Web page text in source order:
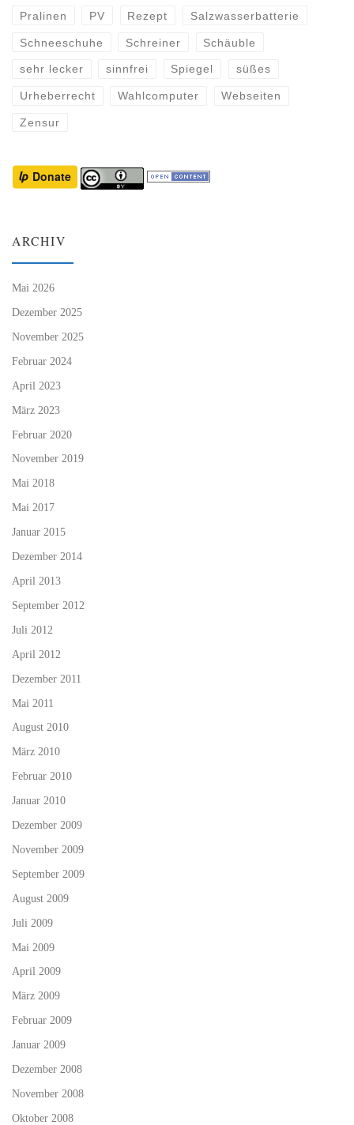
Pralinen PV Rezept Salzwasserbatterie
Schneeschuhe Schreiner Schäuble
sehr lecker sinnfrei Spiegel süßes
Urheberrecht Wahlcomputer Webseiten
Zensur
ARCHIV
Mai 2026
Dezember 2025
November 2025
Februar 2024
April 2023
März 2023
Februar 2020
November 2019
Mai 2018
Mai 2017
Januar 2015
Dezember 2014
April 2013
September 2012
Juli 2012
April 2012
Dezember 2011
Mai 2011
August 2010
März 2010
Februar 2010
Januar 2010
Dezember 2009
November 2009
September 2009
August 2009
Juli 2009
Mai 2009
April 2009
März 2009
Februar 2009
Januar 2009
Dezember 2008
November 2008
Oktober 2008